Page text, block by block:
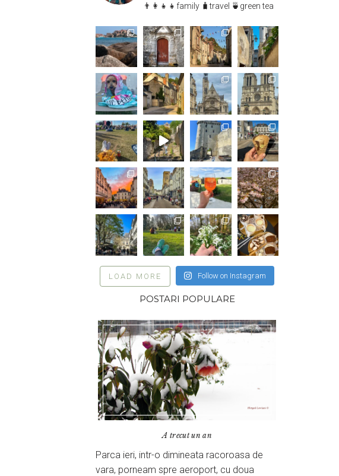
👨‍👩‍👧‍👧family 🧳travel 🍵green tea
LOAD MORE Follow on Instagram
POSTARI POPULARE
A trecut un an
Parca ieri, intr-o dimineata racoroasa de
vara, porneam spre aeroport, cu doua